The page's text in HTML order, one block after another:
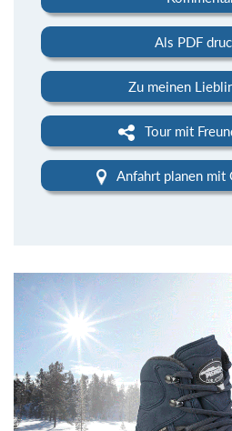
Als PDF
Zu meinen
Tour mit
Anfahrt planen mit